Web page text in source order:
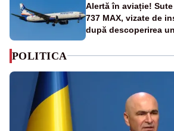
Alertă în aviație!
737 MAX, vizate de
după descoperirea
POLITICA